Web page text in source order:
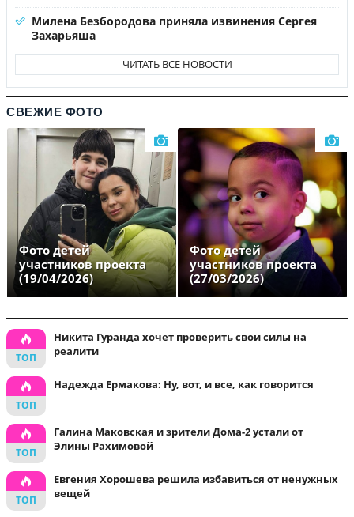
Милена Безбородова приняла извинения Сергея
Захарьяша
ЧИТАТЬ ВСЕ НОВОСТИ
СВЕЖИЕ ФОТО
Фото детей
участников проекта
(19/04/2026)
Фото детей
участников проекта
(27/03/2026)
Никита Гуранда хочет проверить свои силы на
реалити
Надежда Ермакова: Ну, вот, и все, как говорится
Галина Маковская и зрители Дома-2 устали от
Элины Рахимовой
Евгения Хорошева решила избавиться от ненужных
вещей